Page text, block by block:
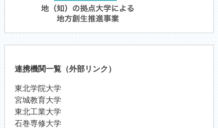
連携機関一覧（外部リンク）
東北学院大学
宮城教育大学
東北工業大学
石巻専修大学